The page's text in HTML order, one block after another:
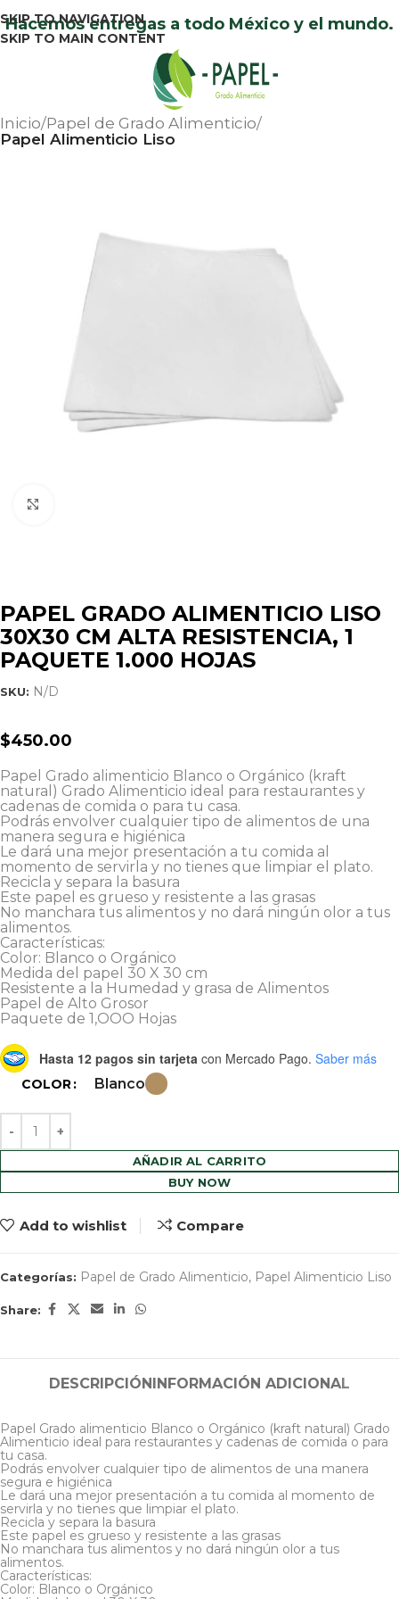
SKIP TO NAVIGATION
SKIP TO MAIN CONTENT
Hacemos entregas a todo México y el mundo.
Inicio Papel de Grado Alimenticio
Papel Alimenticio Liso
PAPEL GRADO ALIMENTICIO LISO
30X30 CM ALTA RESISTENCIA, 1
PAQUETE 1.000 HOJAS
SKU: N/D
$450.00
Papel Grado alimenticio Blanco o Orgánico (kraft
natural) Grado Alimenticio ideal para restaurantes y
cadenas de comida o para tu casa.
Podrás envolver cualquier tipo de alimentos de una
manera segura e higiénica
Le dará una mejor presentación a tu comida al
momento de servirla y no tienes que limpiar el plato.
Recicla y separa la basura
Este papel es grueso y resistente a las grasas
No manchara tus alimentos y no dará ningún olor a tus
alimentos.
Características:
Color: Blanco o Orgánico
Medida del papel 30 X 30 cm
Resistente a la Humedad y grasa de Alimentos
Papel de Alto Grosor
Paquete de 1,OOO Hojas
Hasta 12 pagos sin tarjeta con Mercado Pago. Saber más
COLOR Blanco
AÑADIR AL CARRITO
BUY NOW
Add to wishlist Compare
Categorías: Papel de Grado Alimenticio, Papel Alimenticio Liso
Share:
DESCRIPCIÓN INFORMACIÓN ADICIONAL
Papel Grado alimenticio Blanco o Orgánico (kraft natural) Grado
Alimenticio ideal para restaurantes y cadenas de comida o para
tu casa.
Podrás envolver cualquier tipo de alimentos de una manera
segura e higiénica
Le dará una mejor presentación a tu comida al momento de
servirla y no tienes que limpiar el plato.
Recicla y separa la basura
Este papel es grueso y resistente a las grasas
No manchara tus alimentos y no dará ningún olor a tus
alimentos.
Características:
Color: Blanco o Orgánico